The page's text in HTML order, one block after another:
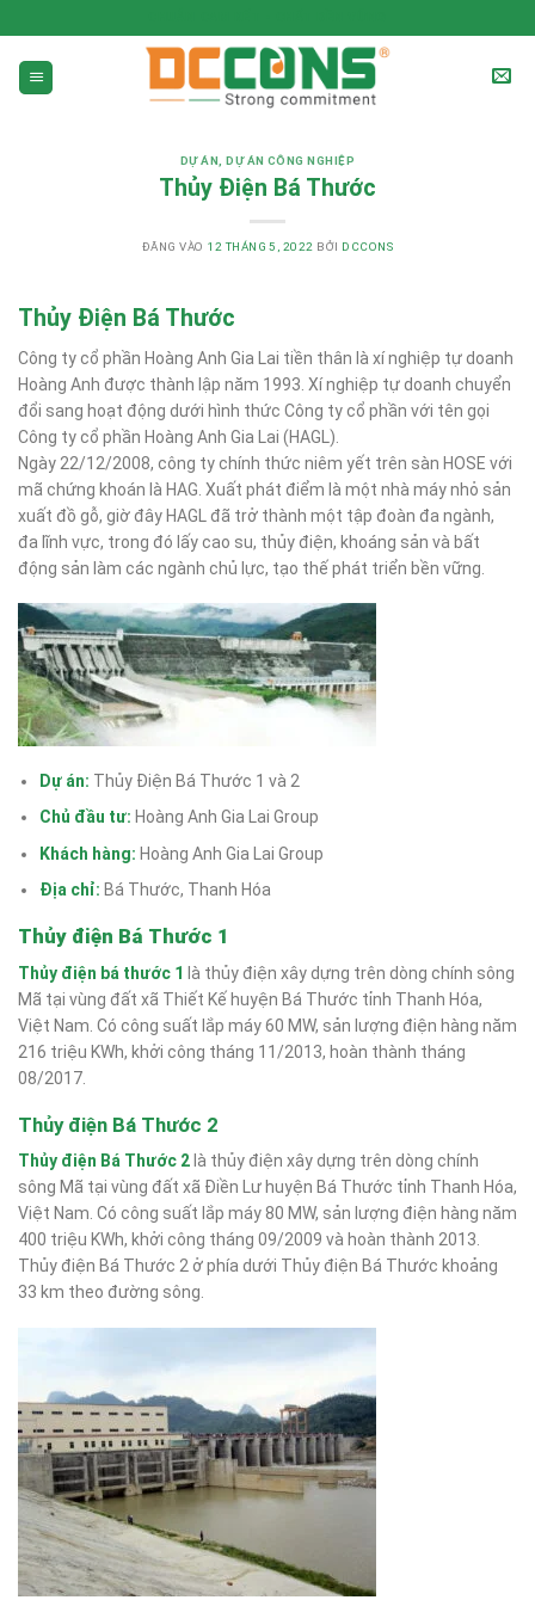
DỰ ÁN ,DỰ ÁN CÔNG NGHIỆP
Thủy Điện Bá Thước
ĐĂNG VÀO 12 THÁNG 5, 2022 BỞI DCCONS
Thủy Điện Bá Thước
Công ty cổ phần Hoàng Anh Gia Lai tiền thân là xí nghiệp tự doanh
Hoàng Anh được thành lập năm 1993. Xí nghiệp tự doanh chuyển
đổi sang hoạt động dưới hình thức Công ty cổ phần với tên gọi
Công ty cổ phần Hoàng Anh Gia Lai (HAGL).
Ngày 22/12/2008, công ty chính thức niêm yết trên sàn HOSE với
mã chứng khoán là HAG. Xuất phát điểm là một nhà máy nhỏ sản
xuất đồ gỗ, giờ đây HAGL đã trở thành một tập đoàn đa ngành,
đa lĩnh vực, trong đó lấy cao su, thủy điện, khoáng sản và bất
động sản làm các ngành chủ lực, tạo thế phát triển bền vững.
Dự án: Thủy Điện Bá Thước 1 và 2
Chủ đầu tư: Hoàng Anh Gia Lai Group
Khách hàng: Hoàng Anh Gia Lai Group
Địa chỉ: Bá Thước, Thanh Hóa
Thủy điện Bá Thước 1
Thủy điện bá thước 1 là thủy điện xây dựng trên dòng chính sông
Mã tại vùng đất xã Thiết Kế huyện Bá Thước tỉnh Thanh Hóa,
Việt Nam. Có công suất lắp máy 60 MW, sản lượng điện hàng năm
216 triệu KWh, khởi công tháng 11/2013, hoàn thành tháng
08/2017.
Thủy điện Bá Thước 2
Thủy điện Bá Thước 2 là thủy điện xây dựng trên dòng chính
sông Mã tại vùng đất xã Điền Lư huyện Bá Thước tỉnh Thanh Hóa,
Việt Nam. Có công suất lắp máy 80 MW, sản lượng điện hàng năm
400 triệu KWh, khởi công tháng 09/2009 và hoàn thành 2013.
Thủy điện Bá Thước 2 ở phía dưới Thủy điện Bá Thước khoảng
33 km theo đường sông.